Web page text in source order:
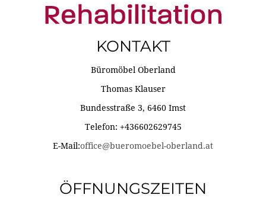
KONTAKT
Büromöbel Oberland
Thomas Klauser
Bundesstraße 3, 6460 Imst
Telefon: +436602629745
E-Mail:office@bueromoebel-oberland.at
ÖFFNUNGSZEITEN